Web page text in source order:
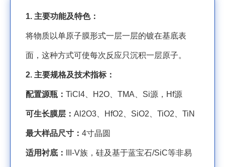
1. 主要功能及特色：
将物质以单原子膜形式一层一层的镀在基底表
面，这种方式可使每次反应只沉积一层原子。
2. 主要规格及技术指标：
配置源瓶： TiCl4、 H2O、 TMA、 Si源， Hf源
可生长膜层： Al2O3、 HfO2、 SiO2、 TiO2、 TiN
最大样品尺寸： 4寸晶圆
适用衬底： III-V族，硅及基于蓝宝石/SiC等非易